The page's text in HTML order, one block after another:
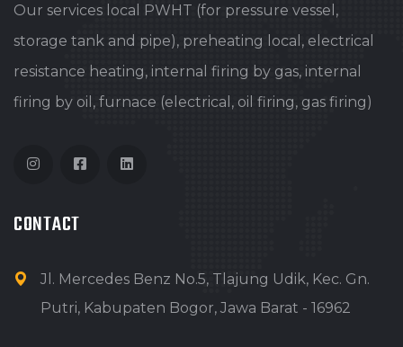
Our services local PWHT (for pressure vessel,
storage tank and pipe), preheating local, electrical
resistance heating, internal firing by gas, internal
firing by oil, furnace (electrical, oil firing, gas firing)
CONTACT
Jl. Mercedes Benz No.5, Tlajung Udik, Kec. Gn.
Putri, Kabupaten Bogor, Jawa Barat - 16962